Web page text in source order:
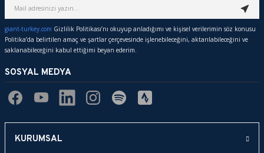
giant-turkey.com Gizlilik Politikası’nı okuyup anladığımı ve kişisel verilerimin söz konusu
Politika’da belirtilen amaç ve şartlar çerçevesinde işlenebileceğini, aktarılabileceğini ve
saklanabileceğini kabul ettiğimi beyan ederim.
SOSYAL MEDYA
KURUMSAL